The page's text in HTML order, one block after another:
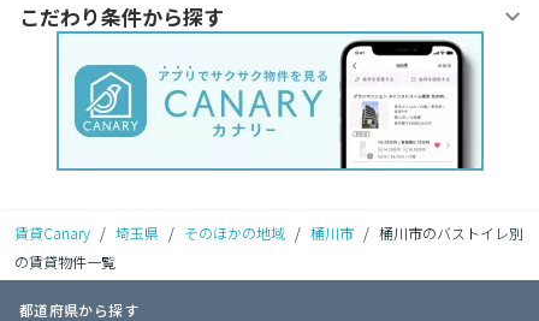
こだわり条件から探す
賃貸Canary / 埼玉県 / そのほかの地域 / 桶川市 / 桶川市のバストイレ別
の賃貸物件一覧
都道府県から探す